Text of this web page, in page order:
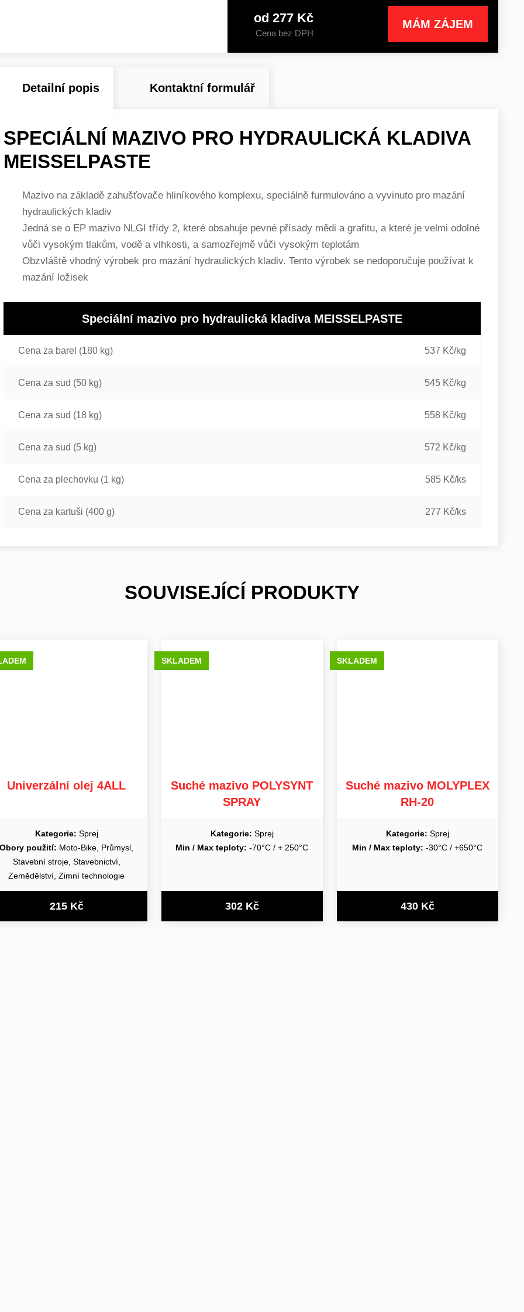
od 277 Kč
Cena bez DPH
MÁM ZÁJEM
Detailní popis Kontaktní formulář
SPECIÁLNÍ MAZIVO PRO HYDRAULICKÁ KLADIVA
MEISSELPASTE
Mazivo na základě zahušťovače hliníkového komplexu, speciálně furmulováno a vyvinuto pro mazání
hydraulických kladiv
Jedná se o EP mazivo NLGI třídy 2, které obsahuje pevné přísady mědi a grafitu, a které je velmi odolné
vůči vysokým tlakům, vodě a vlhkosti, a samozřejmě vůči vysokým teplotám
Obzvláště vhodný výrobek pro mazání hydraulických kladiv. Tento výrobek se nedoporučuje používat k
mazání ložisek
Speciální mazivo pro hydraulická kladiva MEISSELPASTE
Cena za barel (180 kg) 537 Kč/kg
Cena za sud (50 kg) 545 Kč/kg
Cena za sud (18 kg) 558 Kč/kg
Cena za sud (5 kg) 572 Kč/kg
Cena za plechovku (1 kg) 585 Kč/ks
Cena za kartuši (400 g) 277 Kč/ks
SOUVISEJÍCÍ PRODUKTY
Univerzální olej 4ALL
Kategorie: Sprej
Obory použití: Moto-Bike, Průmysl,
Stavební stroje, Stavebnictví,
Zemědělství, Zimní technologie
215 Kč
SKLADEM
Suché mazivo POLYSYNT
SPRAY
Kategorie: Sprej
Min / Max teploty: -70°C / + 250°C
302 Kč
SKLADEM
Suché mazivo MOLYPLEX
RH-20
Kategorie: Sprej
Min / Max teploty: -30°C / +650°C
430 Kč